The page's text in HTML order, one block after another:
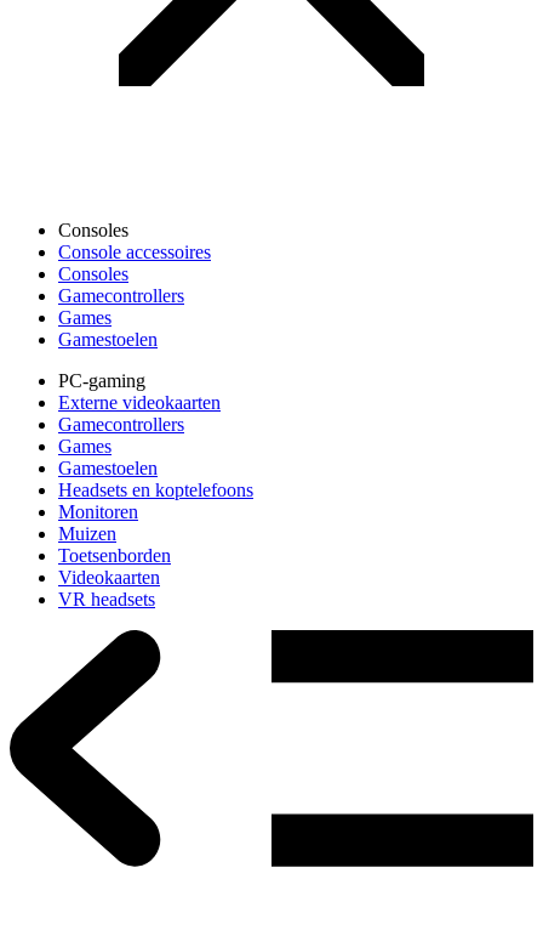
Consoles
Console accessoires
Consoles
Gamecontrollers
Games
Gamestoelen
PC-gaming
Externe videokaarten
Gamecontrollers
Games
Gamestoelen
Headsets en koptelefoons
Monitoren
Muizen
Toetsenborden
Videokaarten
VR headsets